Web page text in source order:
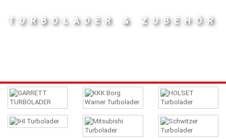
TURBOLADER & ZUBEHÖR